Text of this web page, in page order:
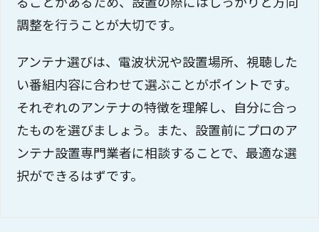
調整を行うことが大切です。
アンテナ選びは、電波状況や設置場所、視聴した
い番組内容に合わせて選ぶことがポイントです。
それぞれのアンテナの特徴を理解し、自分に合っ
たものを選びましょう。また、設置前にプロのア
ンテナ設置専門業者に相談することで、最適な選
択ができるはずです。